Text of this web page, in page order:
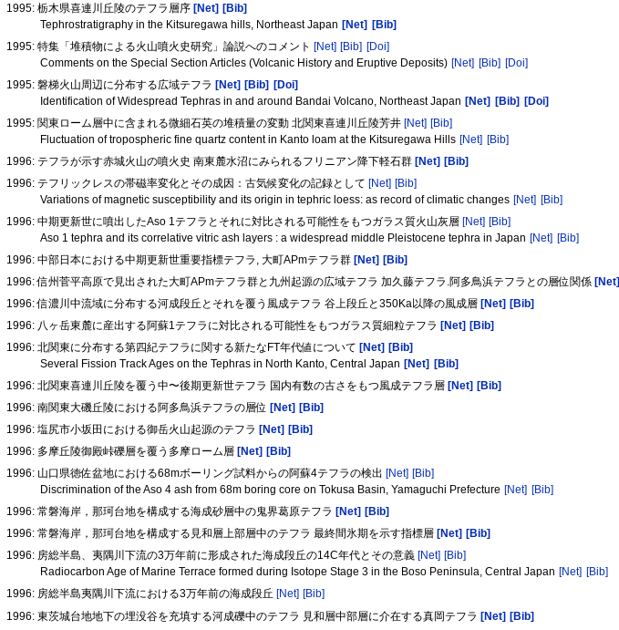
1995: 栃木県喜連川丘陵のテフラ層序[Net] [Bib]
Tephrostratigraphy in the Kitsuregawa hills, Northeast Japan [Net] [Bib]
1995: 特集「堆積物による火山噴火史研究」論説へのコメント[Net] [Bib] [Doi]
Comments on the Special Section Articles (Volcanic History and Eruptive Deposits) [Net] [Bib] [Doi]
1995: 磐梯火山周辺に分布する広域テフラ[Net] [Bib] [Doi]
Identification of Widespread Tephras in and around Bandai Volcano, Northeast Japan [Net] [Bib] [Doi]
1995: 関東ローム層中に含まれる微細石英の堆積量の変動 北関東喜連川丘陵芳井[Net] [Bib]
Fluctuation of tropospheric fine quartz content in Kanto loam at the Kitsuregawa Hills [Net] [Bib]
1996: テフラが示す赤城火山の噴火史 南東麓水沼にみられるフリニアン降下軽石群[Net] [Bib]
1996: テフリックレスの帯磁率変化とその成因：古気候変化の記録として[Net] [Bib]
Variations of magnetic susceptibility and its origin in tephric loess: as record of climatic changes [Net] [Bib]
1996: 中期更新世に噴出したAso 1テフラとそれに対比される可能性をもつガラス質火山灰層[Net] [Bib]
Aso 1 tephra and its correlative vitric ash layers : a widespread middle Pleistocene tephra in Japan [Net] [Bib]
1996: 中部日本における中期更新世重要指標テフラ, 大町APmテフラ群[Net] [Bib]
1996: 信州菅平高原で見出された大町APmテフラ群と九州起源の広域テフラ 加久藤テフラ.阿多鳥浜テフラとの層位関係 [Net]
1996: 信濃川中流域に分布する河成段丘とそれを覆う風成テフラ 谷上段丘と350Ka以降の風成層 [Net] [Bib]
1996: 八ヶ岳東麓に産出する阿蘇1テフラに対比される可能性をもつガラス質細粒テフラ [Net] [Bib]
1996: 北関東に分布する第四紀テフラに関する新たなFT年代値について [Net] [Bib]
Several Fission Track Ages on the Tephras in North Kanto, Central Japan [Net]
[Bib]
1996: 北関東喜連川丘陵を覆う中〜後期更新世テフラ 国内有数の古さをもつ風成テフラ層 [Net] [Bib]
1996: 南関東大磯丘陵における阿多鳥浜テフラの層位 [Net] [Bib]
1996: 塩尻市小坂田における御岳火山起源のテフラ [Net] [Bib]
1996: 多摩丘陵御殿峠礫層を覆う多摩ローム層 [Net] [Bib]
1996: 山口県徳佐盆地における68mボーリング試料からの阿蘇4テフラの検出 [Net] [Bib]
Discrimination of the Aso 4 ash from 68m boring core on Tokusa Basin, Yamaguchi Prefecture [Net] [Bib]
1996: 常磐海岸，那珂台地を構成する海成砂層中の鬼界葛原テフラ [Net] [Bib]
1996: 常磐海岸，那珂台地を構成する見和層上部層中のテフラ 最終間氷期を示す指標層 [Net] [Bib]
1996: 房総半島、夷隅川下流の3万年前に形成された海成段丘の14C年代とその意義 [Net] [Bib]
Radiocarbon Age of Marine Terrace formed during Isotope Stage 3 in the Boso Peninsula, Central Japan [Net] [Bib]
1996: 房総半島夷隅川下流における3万年前の海成段丘 [Net] [Bib]
1996: 東茨城台地地下の埋没谷を充填する河成礫中のテフラ 見和層中部層に介在する真岡テフラ[Net] [Bib]